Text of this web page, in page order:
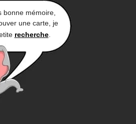
bonne mémoire,
une carte, je
recherche.